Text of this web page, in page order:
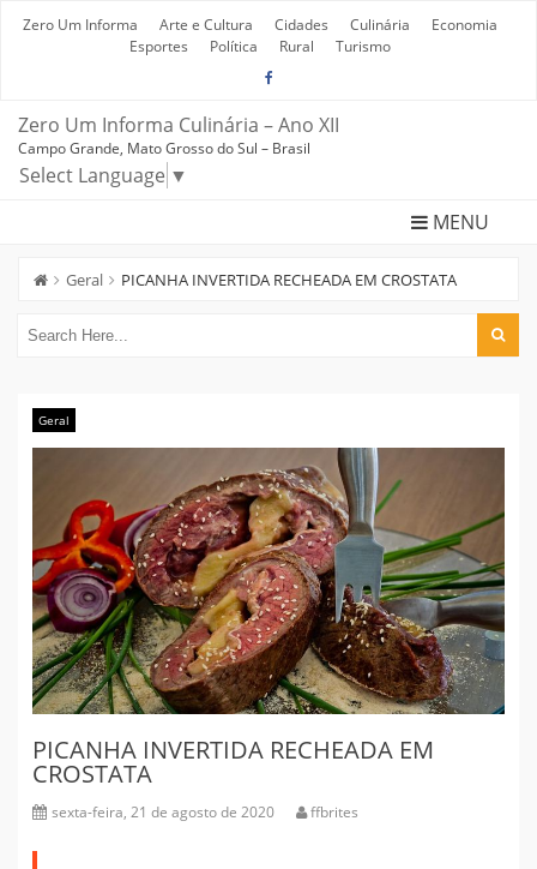
Zero Um Informa Arte e Cultura Cidades Culinária
Economia
Esportes
Política Rural Turismo
Zero Um Informa Culinária – Ano XII
Campo Grande, Mato Grosso do Sul – Brasil
Select Language ▼
MENU
Geral PICANHA INVERTIDA RECHEADA EM CROSTATA
Geral
PICANHA INVERTIDA RECHEADA EM
CROSTATA
sexta-feira, 21 de agosto de 2020 ffbrites